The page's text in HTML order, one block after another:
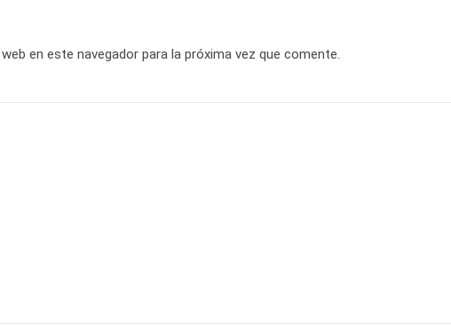
en este navegador para la próxima vez que comente.